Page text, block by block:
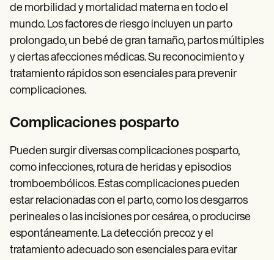
de morbilidad y mortalidad materna en todo el
mundo. Los factores de riesgo incluyen un parto
prolongado, un bebé de gran tamaño, partos múltiples
y ciertas afecciones médicas. Su reconocimiento y
tratamiento rápidos son esenciales para prevenir
complicaciones.
Complicaciones posparto
Pueden surgir diversas complicaciones posparto,
como infecciones, rotura de heridas y episodios
tromboembólicos. Estas complicaciones pueden
estar relacionadas con el parto, como los desgarros
perineales o las incisiones por cesárea, o producirse
espontáneamente. La detección precoz y el
tratamiento adecuado son esenciales para evitar